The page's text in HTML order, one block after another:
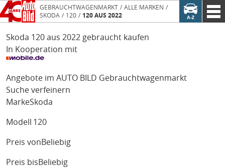
GEBRAUCHTWAGENMARKT
ALLE MARKEN
SKODA
120 120 AUS 2022
Skoda 120 aus 2022 gebraucht kaufen
In Kooperation mit
Angebote im AUTO BILD Gebrauchtwagenmarkt
Suche verfeinern
MarkeSkoda
Modell 120
Preis von Beliebig
Preis bis Beliebig